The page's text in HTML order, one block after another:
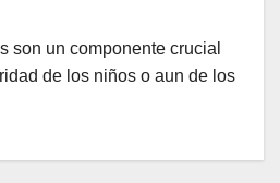
son un componente crucial
de los niños o aun de los